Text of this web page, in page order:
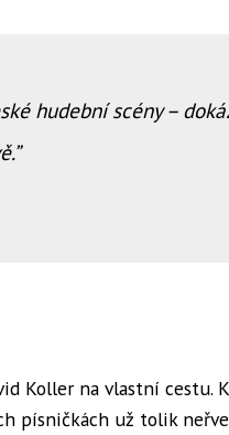
hudební scény –
Koller na vlastní cestu.
písničkách už tolik